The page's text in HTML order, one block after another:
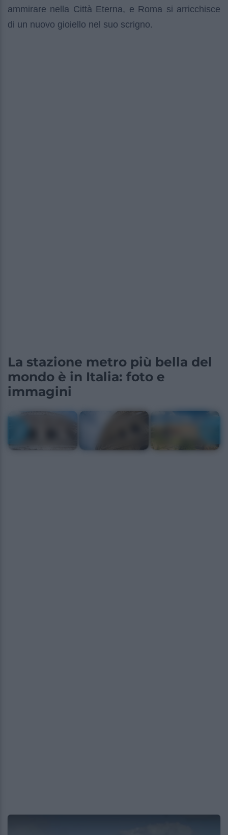
ammirare nella Città Eterna, e Roma si arricchisce
di un nuovo gioiello nel suo scrigno.
La stazione metro più bella del
mondo è in Italia: foto e
immagini